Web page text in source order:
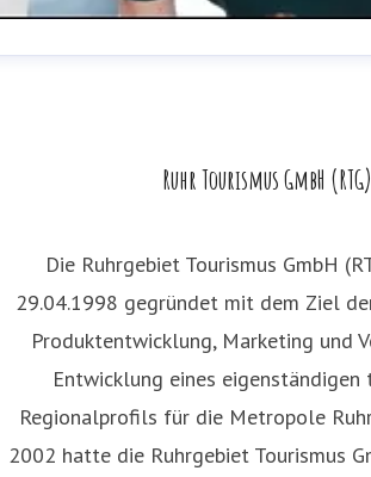
Ruhr Tourismus GmbH (RTG)
Die Ruhrgebiet Tourismus GmbH
29.04.1998 gegründet mit dem Ziel
Produktentwicklung, Marketing und
Entwicklung eines eigenständigen
Regionalprofils für die Metropole
2002 hatte die Ruhrgebiet Tourismus